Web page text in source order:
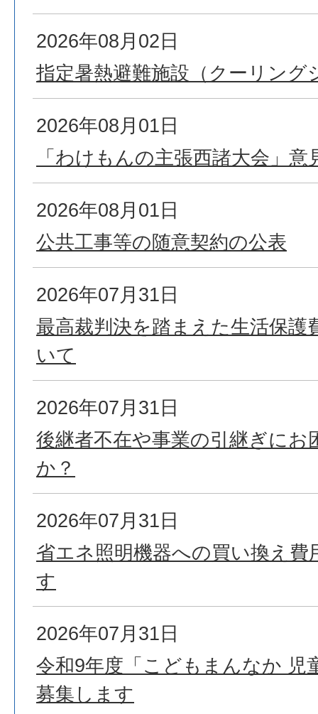
2026年08月02日
指定暑熱避難施設（クーリング
2026年08月01日
「わけもんの主張西諸大会」意
2026年08月01日
公共工事等の随意契約の公表
2026年07月31日
最高裁判決を踏まえた生活保護
いて
2026年07月31日
後継者不在や事業の引継ぎに
か？
2026年07月31日
省エネ照明機器への買い換え費
す
2026年07月31日
令和9年度「こどもまんなか 児
募集します